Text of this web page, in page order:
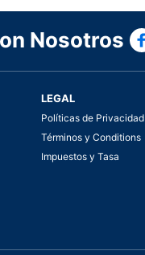
Nosotros
LEGAL
Políticas de Privacidad
Términos y Conditions
Impuestos y Tasa